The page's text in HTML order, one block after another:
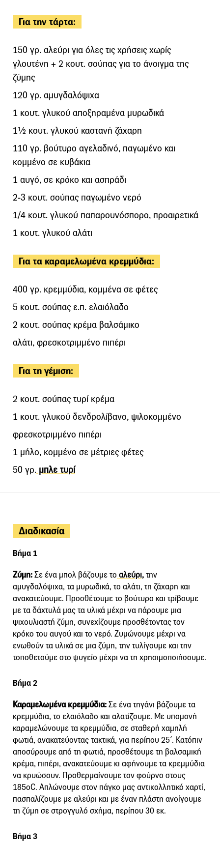
Για την τάρτα:
150 γρ. αλεύρι για όλες τις χρήσεις χωρίς
γλουτένη + 2 κουτ. σούπας για το άνοιγμα της
ζύμης
120 γρ. αμυγδαλόψιχα
1 κουτ. γλυκού αποξηραμένα μυρωδικά
1½ κουτ. γλυκού καστανή ζάχαρη
110 γρ. βούτυρο αγελαδινό, παγωμένο και
κομμένο σε κυβάκια
1 αυγό, σε κρόκο και ασπράδι
2-3 κουτ. σούπας παγωμένο νερό
1/4 κουτ. γλυκού παπαρουνόσπορο, προαιρετικά
1 κουτ. γλυκού αλάτι
Για τα καραμελωμένα κρεμμύδια:
400 γρ. κρεμμύδια, κομμένα σε φέτες
5 κουτ. σούπας ε.π. ελαιόλαδο
2 κουτ. σούπας κρέμα βαλσάμικο
αλάτι, φρεσκοτριμμένο πιπέρι
Για τη γέμιση:
2 κουτ. σούπας τυρί κρέμα
1 κουτ. γλυκού δενδρολίβανο, ψιλοκομμένο
φρεσκοτριμμένο πιπέρι
1 μήλο, κομμένο σε μέτριες φέτες
50 γρ. μπλε τυρί
Διαδικασία
Βήμα 1
Ζύμη:Σε ένα μπολ βάζουμε το αλεύρι,την
αμυγδαλόψιχα, τα μυρωδικά, το αλάτι, τη ζάχαρη και
ανακατεύουμε. Προσθέτουμε το βούτυρο και τρίβουμε
με τα δάχτυλά μας τα υλικά μέχρι να πάρουμε μια
ψιχουλιαστή ζύμη, συνεχίζουμε προσθέτοντας τον
κρόκο του αυγού και το νερό. Ζυμώνουμε μέχρι να
ενωθούν τα υλικά σε μια ζύμη, την τυλίγουμε και την
τοποθετούμε στο ψυγείο μέχρι να τη χρησιμοποιήσουμε.
Βήμα 2
Καραμελωμένα κρεμμύδια:Σε ένα τηγάνι βάζουμε τα
κρεμμύδια, το ελαιόλαδο και αλατίζουμε. Με υπομονή
καραμελώνουμε τα κρεμμύδια, σε σταθερή χαμηλή
φωτιά, ανακατεύοντας τακτικά, για περίπου 25΄. Κατόπιν
αποσύρουμε από τη φωτιά, προσθέτουμε τη βαλσαμική
κρέμα, πιπέρι, ανακατεύουμε κι αφήνουμε τα κρεμμύδια
να κρυώσουν. Προθερμαίνουμε τον φούρνο στους
185οC. Απλώνουμε στον πάγκο μας αντικολλητικό χαρτί,
πασπαλίζουμε με αλεύρι και με έναν πλάστη ανοίγουμε
τη ζύμη σε στρογγυλό σχήμα, περίπου 30 εκ.
Βήμα 3